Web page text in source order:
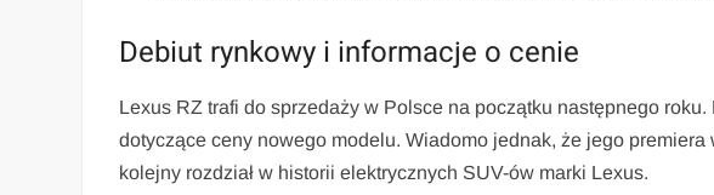
Debiut rynkowy i informacje o cenie
Lexus RZ trafi do sprzedaży w Polsce na początku następnego
dotyczące ceny nowego modelu. Wiadomo jednak, że jego
kolejny rozdział w historii elektrycznych SUV-ów marki Lexus.